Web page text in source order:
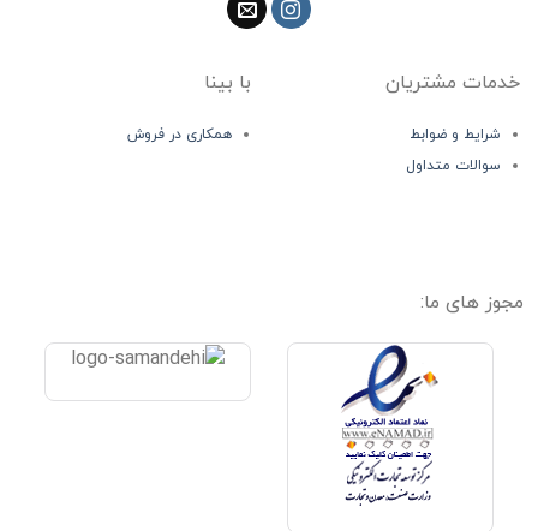
خدمات مشتریان
شرایط و ضوابط
سوالات متداول
با بینا
همکاری در فروش
مجوز های ما: